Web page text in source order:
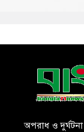
অপরাধ ও দুর্ঘটনা